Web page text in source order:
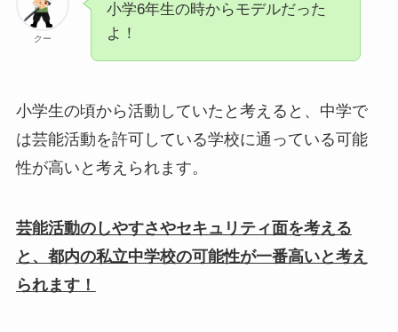
クー
小学6年生の時からモデルだった
よ！
小学生の頃から活動していたと考えると、中学で
は芸能活動を許可している学校に通っている可能
性が高いと考えられます。
芸能活動のしやすさやセキュリティ面を考える
と、 都内の私立中学校の可能性が一番高いと考え
られます！